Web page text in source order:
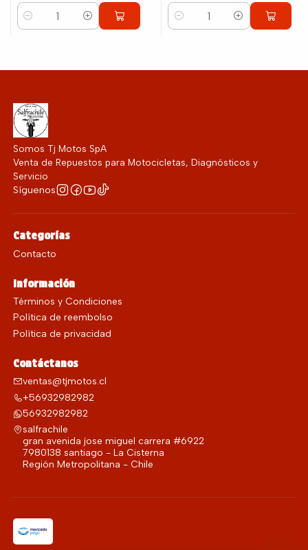
Cantidad Cantidad
Somos Tj Motos SpA
Venta de Repuestos para Motocicletas, Diagnósticos y
Servicio
Síguenos
Categorías
Contacto
Información
Términos y Condiciones
Política de reembolso
Política de privacidad
Contáctanos
ventas@tjmotos.cl
+56932982982
56932982982
salfrachile
gran avenida jose miguel carrera #6922
7980138 santiago - La Cisterna
Región Metropolitana - Chile